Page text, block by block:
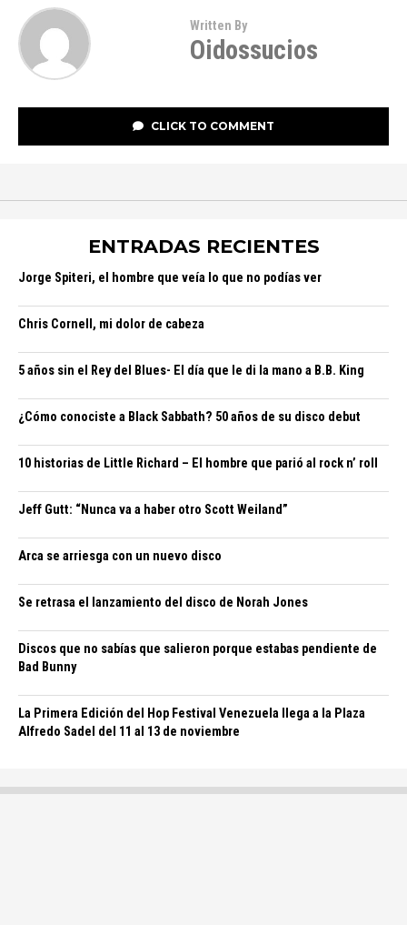
Written By
Oidossucios
CLICK TO COMMENT
ENTRADAS RECIENTES
Jorge Spiteri, el hombre que veía lo que no podías ver
Chris Cornell, mi dolor de cabeza
5 años sin el Rey del Blues- El día que le di la mano a B.B. King
¿Cómo conociste a Black Sabbath? 50 años de su disco debut
10 historias de Little Richard – El hombre que parió al rock n’ roll
Jeff Gutt: “Nunca va a haber otro Scott Weiland”
Arca se arriesga con un nuevo disco
Se retrasa el lanzamiento del disco de Norah Jones
Discos que no sabías que salieron porque estabas pendiente de
Bad Bunny
La Primera Edición del Hop Festival Venezuela llega a la Plaza
Alfredo Sadel del 11 al 13 de noviembre